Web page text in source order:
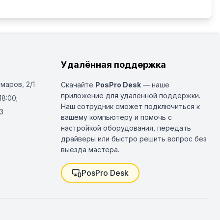
2/1
Удалённая поддержка
Скачайте PosPro Desk — наше
приложение для удалённой поддержки.
Наш сотрудник сможет подключиться к
вашему компьютеру и помочь с
настройкой оборудования, передать
драйверы или быстро решить вопрос без
выезда мастера.
PosPro Desk